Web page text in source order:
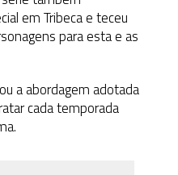
em Tribeca e teceu
para esta e as
a abordagem adotada
cada temporada